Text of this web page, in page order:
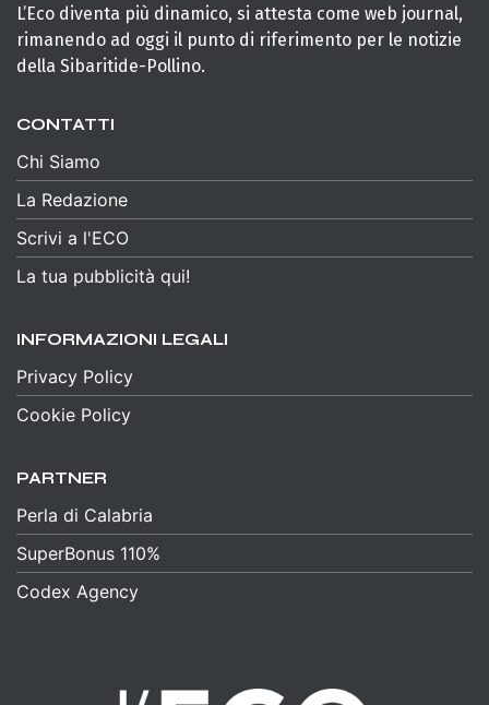
L’Eco diventa più dinamico, si attesta come web journal,
rimanendo ad oggi il punto di riferimento per le notizie
della Sibaritide-Pollino.
CONTATTI
Chi Siamo
La Redazione
Scrivi a l'ECO
La tua pubblicità qui!
INFORMAZIONI LEGALI
Privacy Policy
Cookie Policy
PARTNER
Perla di Calabria
SuperBonus 110%
Codex Agency